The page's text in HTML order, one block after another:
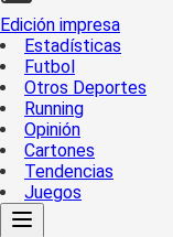
Edición impresa
Estadísticas
Futbol
Otros Deportes
Running
Opinión
Cartones
Tendencias
Juegos